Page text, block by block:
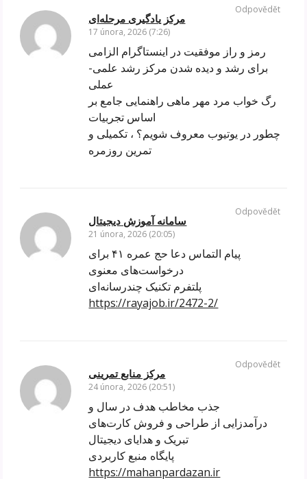
مرکز یادگیری مرحله‌ای
17 února, 2026 (7:26)
رمز و راز موفقیت در اینستاگرام الزامی
برای رشد و دیده شدن مرکز رشد علمی-
عملی
رگ خواب مرد مهر ماهی راهنمایی جامع بر
اساس تجربیات
چطور در یوتیوب معروف شویم؟ ، تکمیلی و
تمرین روزمره
Odpovědět
سامانه آموزش دیجیتال
21 února, 2026 (20:05)
پیام التماس دعا حج عمره ۴۱ برای
درخواست‌های معنوی
پلتفرم تکنیک چندرسانه‌ای
https://rayajob.ir/2472-2/
Odpovědět
مرکز منابع تمرینی
24 února, 2026 (20:51)
جذب مخاطب هدف در سال و
درآمدزایی از طراحی و فروش کارت‌های
تبریک و هدایای دیجیتال
پایگاه منبع کاربردی
https://mahanpardazan.ir
Odpovědět